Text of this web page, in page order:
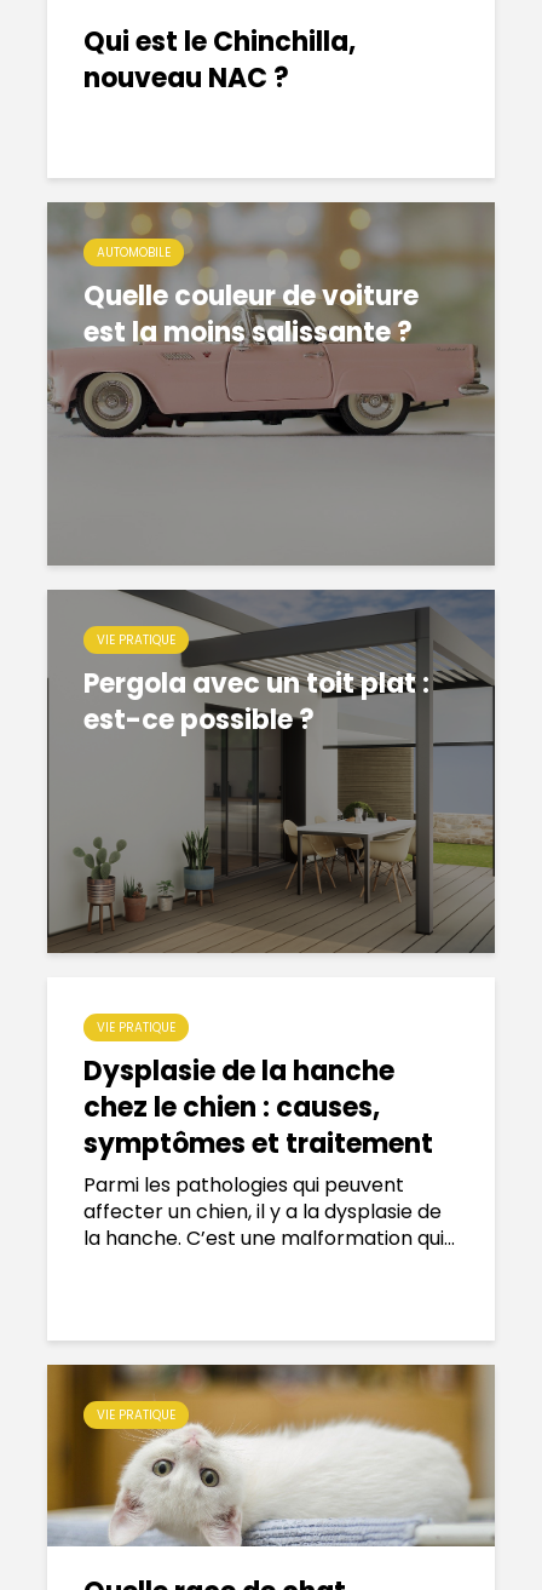
Qui est le Chinchilla,
nouveau NAC ?
AUTOMOBILE
Quelle couleur de voiture
est la moins salissante ?
VIE PRATIQUE
Pergola avec un toit plat :
est-ce possible ?
VIE PRATIQUE
Dysplasie de la hanche
chez le chien : causes,
symptômes et traitement
Parmi les pathologies qui peuvent
affecter un chien, il y a la dysplasie de
la hanche. C’est une malformation qui...
VIE PRATIQUE